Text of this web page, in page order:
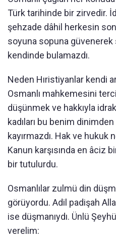
Türk tarihinde bir zirvedir.
şehzade dâhil herkesin
soyuna sopuna
kendinde bulamazdı.
Neden Hıristiyanlar kendi
Osmanlı mahkemesini
düşünmek ve hakkıyla
kadıları bu benim
kayırmazdı. Hak ve hukuk
Kanun karşısında en âciz
bir tutulurdu.
Osmanlılar zulmü din
görüyordu. Adil padişah
ise düşmanıydı. Ünlü
verelim: